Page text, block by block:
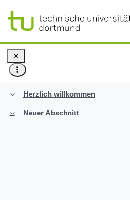
Einklappen
Herzlich willkommen
Einklappen
Neuer Abschnitt